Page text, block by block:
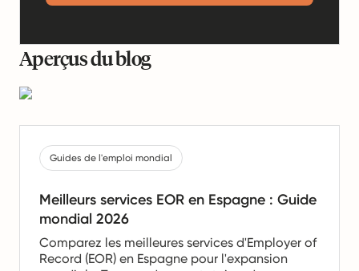
Aperçus du blog
Guides de l'emploi mondial
Meilleurs services EOR en Espagne : Guide
mondial 2026
Comparez les meilleures services d'Employer of
Record (EOR) en Espagne pour l'expansion